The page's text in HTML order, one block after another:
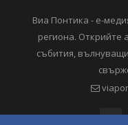
Виа Понтика - е-
региона. Открийте
събития,